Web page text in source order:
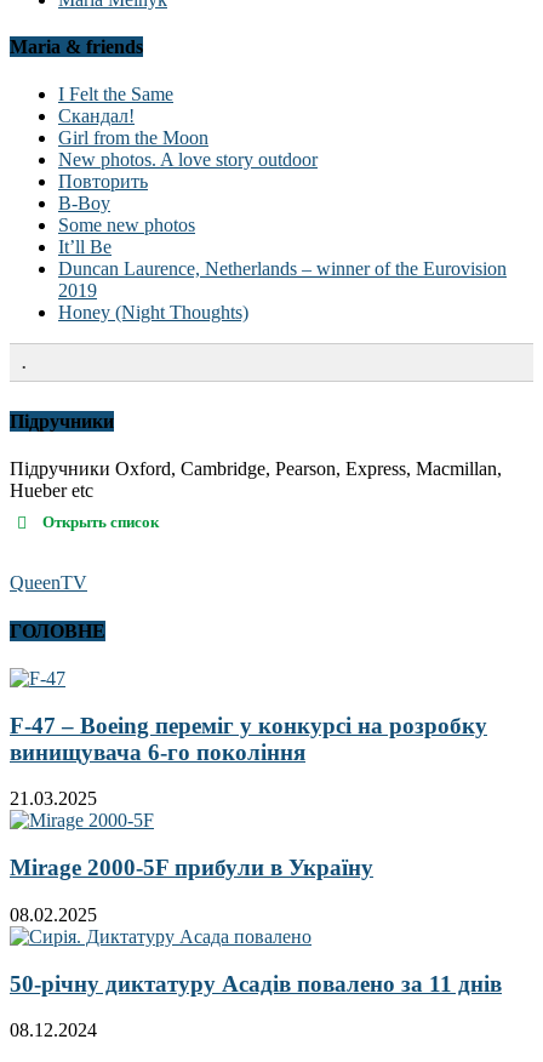
Maria & friends
I Felt the Same
Скандал!
Girl from the Moon
New photos. A love story outdoor
Повторить
B-Boy
Some new photos
It’ll Be
Duncan Laurence, Netherlands – winner of the Eurovision
2019
Honey (Night Thoughts)
.
Підручники
Підручники Oxford, Cambridge, Pearson, Express, Macmillan,
Hueber etc
Открыть список
QueenTV
ГОЛОВНЕ
F-47 – Boeing переміг у конкурсі на розробку
винищувача 6-го покоління
21.03.2025
Mirage 2000-5F прибули в Україну
08.02.2025
50-річну диктатуру Асадів повалено за 11 днів
08.12.2024